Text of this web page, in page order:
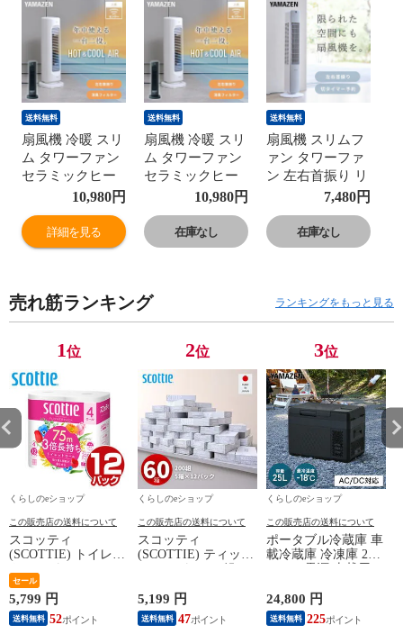
送料無料
扇風機 冷暖 スリ
ム タワーファン
セラミックヒー
ター HOT ＆
COOL AIR YA-
ZT1000(W)/(B)
ホット＆クール
臭 送風 温風 切
タイマー 左右首
YAMAZEN 【送
料無料】
10,980円
詳細を見る
送料無料
扇風機 冷暖 スリ
ム タワーファン
セラミックヒー
ター HOT ＆
COOL AIR YA-
ZT1000(W)/(B)
ホット＆クール
臭 送風 温風 切
タイマー 左右首
YAMAZEN 【送
料無料】
10,980円
在庫なし
送料無料
扇風機 スリムフ
ァン タワーファ
ン 左右首振り リ
モコン式 切タイ
マー 静音 YSR-
X782(WH) 扇風
機 スリム 左右自
ペース 山善
YAMAZEN 【送
7,480円
在庫なし
売れ筋ランキング ランキングをもっと見る
1位
くらしのeショップ
この販売店の送料について
スコッティ
(SCOTTIE) トイレッ
パック 3倍長持ち 4
ロール(ダブル) 4ロー
ル×12(48ロール) 3倍
ロール 3倍巻 トイレ
セール
5,799 円
送料無料 52
2位
くらしのeショップ
この販売店の送料について
スコッティ
(SCOTTIE) ティッシ
ティシュペーパー ま
とめ買い ケース販売
ボックスティッシュ
5,199 円
送料無料 47
3位
くらしのeショップ
この販売店の送料について
ポータブル冷蔵庫 車
載冷蔵庫 冷凍庫 25L
度 急速冷凍 コンプ
レッサー式 YFR-
AC252(B) ミニ冷蔵庫
24,800 円
送料無料 225